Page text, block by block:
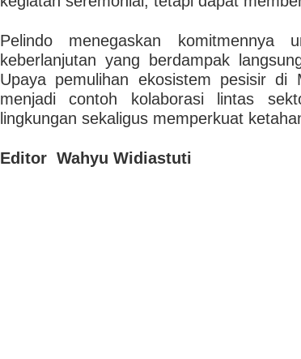
Pelindo menegaskan komitmennya
keberlanjutan yang berdampak
Upaya pemulihan ekosistem pesisir di
menjadi contoh kolaborasi lintas
lingkungan sekaligus memperkuat
Editor Wahyu Widiastuti